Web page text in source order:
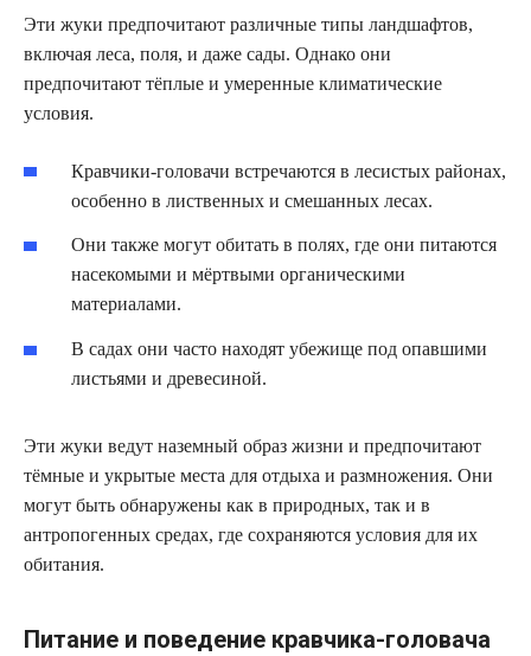
Эти жуки предпочитают различные типы ландшафтов,
включая леса, поля, и даже сады. Однако они
предпочитают тёплые и умеренные климатические
условия.
Кравчики-головачи встречаются в лесистых районах,
особенно в лиственных и смешанных лесах.
Они также могут обитать в полях, где они питаются
насекомыми и мёртвыми органическими
материалами.
В садах они часто находят убежище под опавшими
листьями и древесиной.
Эти жуки ведут наземный образ жизни и предпочитают
тёмные и укрытые места для отдыха и размножения. Они
могут быть обнаружены как в природных, так и в
антропогенных средах, где сохраняются условия для их
обитания.
Питание и поведение кравчика-головача